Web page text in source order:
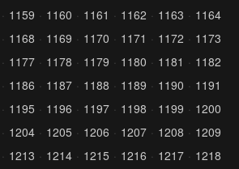
1159 1160 1161 1162 1163
1164
1168 1169 1170 1171 1172
1173
1177 1178 1179 1180 1181
1182
1186 1187 1188 1189 1190
1191
1195 1196 1197 1198 1199
1200
1204 1205 1206 1207 1208
1209
1213 1214 1215 1216 1217
1218